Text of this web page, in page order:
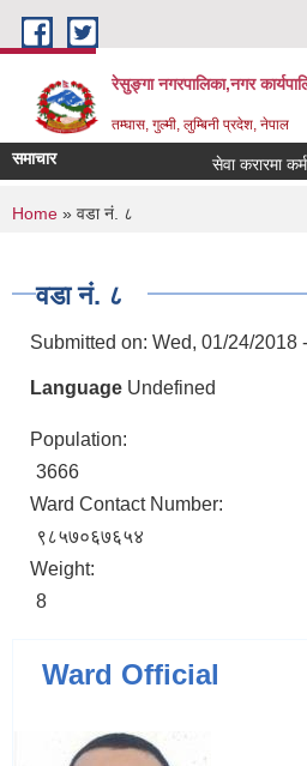
Skip to main content
रेसुङ्गा नगरपालिका,नगर
तम्घास, गुल्मी, लुम्बिनी प्रदेश, नेपाल
समाचार सेवा करारमा
You are here
Home » वडा नं. ८
वडा नं. ८
Submitted on: Wed, 01/24/2018
Language Undefined
Population:
3666
Ward Contact Number:
९८५७०६७६५४
Weight:
8
Ward Official